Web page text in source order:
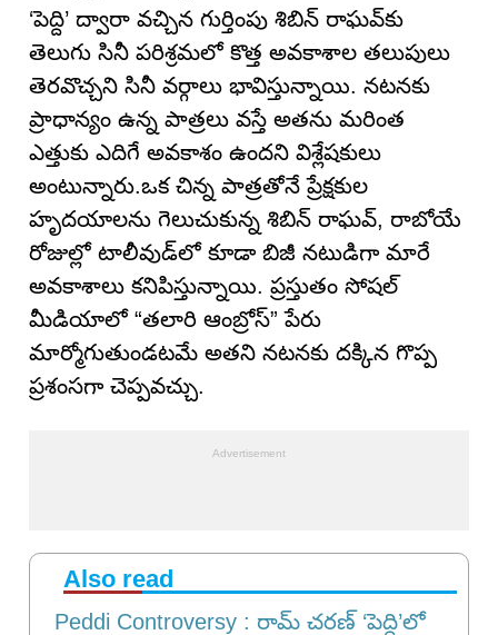
‘పెద్ది’ ద్వారా వచ్చిన గుర్తింపు శిబిన్ రాఘవ్‌కు
తెలుగు సినీ పరిశ్రమలో కొత్త అవకాశాల తలుపులు
తెరవొచ్చని సినీ వర్గాలు భావిస్తున్నాయి. నటనకు
ప్రాధాన్యం ఉన్న పాత్రలు వస్తే అతను మరింత
ఎత్తుకు ఎదిగే అవకాశం ఉందని విశ్లేషకులు
అంటున్నారు.ఒక చిన్న పాత్రతోనే ప్రేక్షకుల
హృదయాలను గెలుచుకున్న శిబిన్ రాఘవ్, రాబోయే
రోజుల్లో టాలీవుడ్‌లో కూడా బిజీ నటుడిగా మారే
అవకాశాలు కనిపిస్తున్నాయి. ప్రస్తుతం సోషల్
మీడియాలో “తలారి ఆంబ్రోస్” పేరు
మార్మోగుతుండటమే అతని నటనకు దక్కిన గొప్ప
ప్రశంసగా చెప్పవచ్చు.
Also read
Peddi Controversy : రామ్ చరణ్ ‘పెద్ది’లో